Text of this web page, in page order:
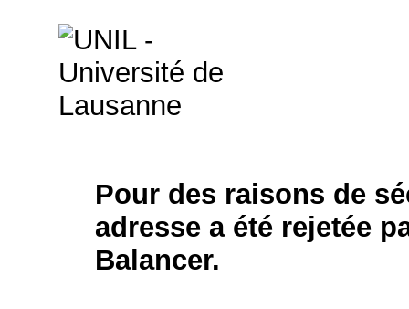
Pour des raisons de
adresse a été rejetée
Balancer.